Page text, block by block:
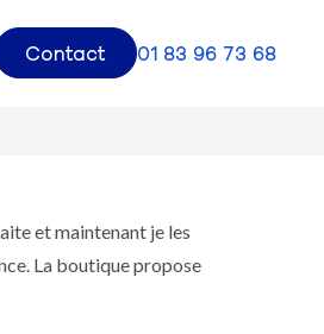
Contact 01 83 96 73 68
et maintenant je les
La boutique propose